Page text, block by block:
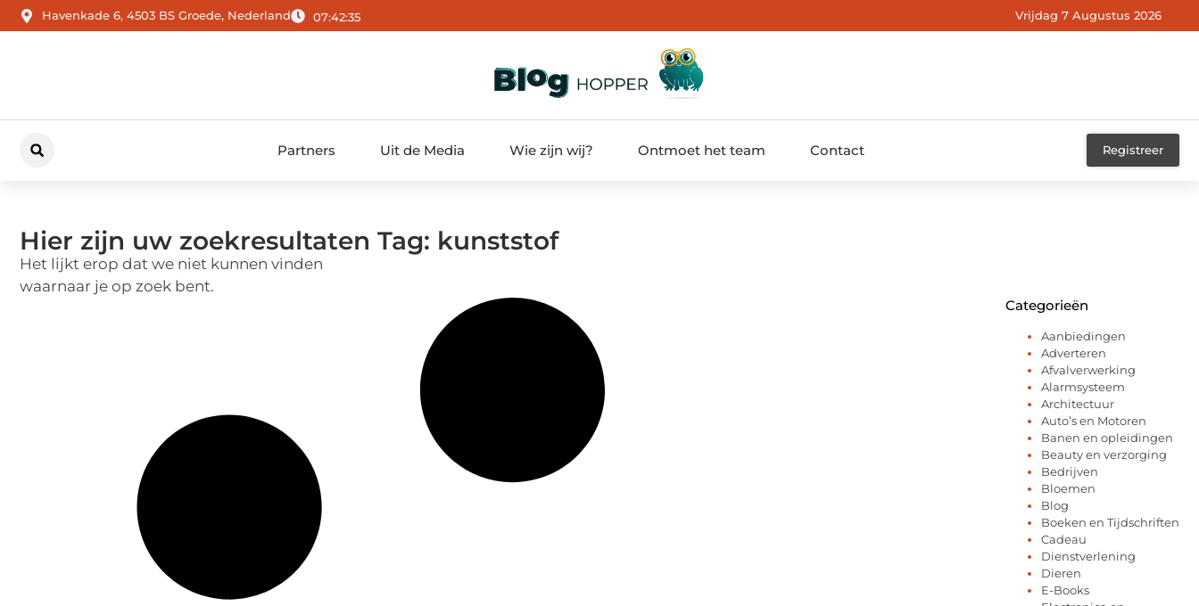
Havenkade 6, 4503 BS Groede, Nederland 07:42:36 Vrijdag 7 Augustus 2026
Partners Uit de Media Wie zijn wij? Ontmoet het team Contact Registreer
Hier zijn uw zoekresultaten Tag: kunststof
Het lijkt erop dat we niet kunnen vinden
waarnaar je op zoek bent.
Categorieën
Aanbiedingen
Adverteren
Afvalverwerking
Alarmsysteem
Architectuur
Auto’s en Motoren
Banen en opleidingen
Beauty en verzorging
Bedrijven
Bloemen
Blog
Boeken en Tijdschriften
Cadeau
Dienstverlening
Dieren
E-Books